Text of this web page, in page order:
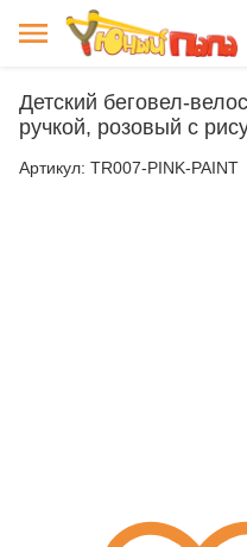
Детский беговел-
ручкой, розовый с
Артикул: TR007-PINK-PAINT